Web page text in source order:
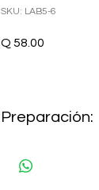
SKU: LAB5-6
Q 58.00
Preparación: